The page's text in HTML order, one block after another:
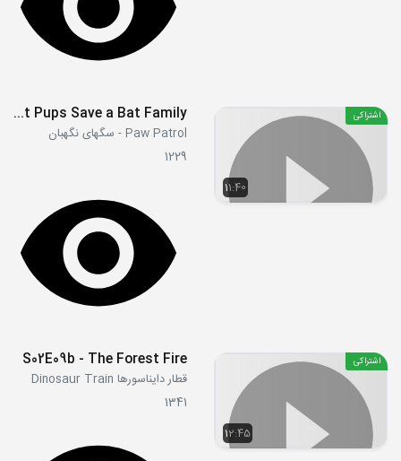
11:40
اشتراکی S06E14a - bat Pups Save a Bat Family
Paw Patrol - سگهای نگهبان
1229
12:45
اشتراکی S02E09b - The Forest Fire
قطار دایناسورها Dinosaur Train
1341